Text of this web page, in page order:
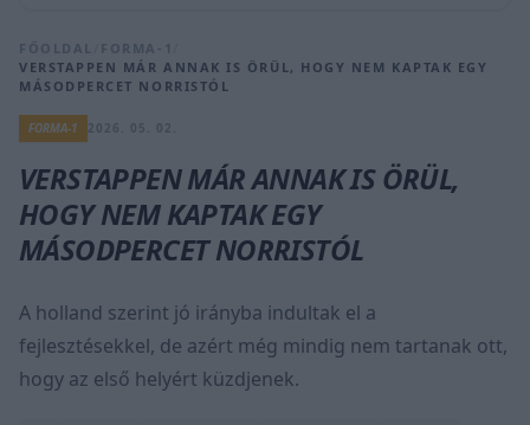
FŐOLDAL FORMA-1
VERSTAPPEN MÁR ANNAK IS ÖRÜL, HOGY NEM KAPTAK EGY
MÁSODPERCET NORRISTÓL
FORMA-1
VERSTAPPEN MÁR ANNAK IS ÖRÜL,
HOGY NEM KAPTAK EGY
MÁSODPERCET NORRISTÓL
A holland szerint jó irányba indultak el a
fejlesztésekkel, de azért még mindig nem tartanak ott,
hogy az első helyért küzdjenek.